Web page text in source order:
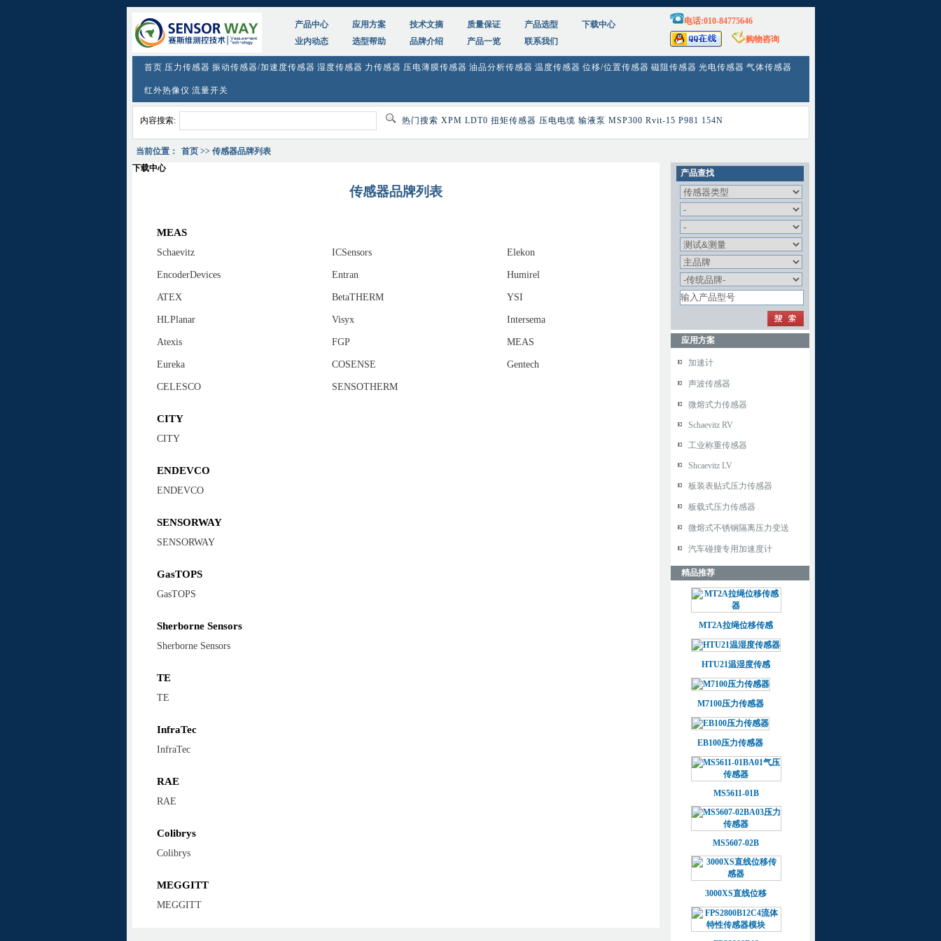
产品中心 应用方案 技术文摘 质量保证 产品选型
下载中心
业内动态
选型帮助 品牌介绍 产品一览 联系我们
电话:010-84775646
购物咨询
首页 压力传感器 振动传感器/加速度传感器 湿度传感器 力传感器 压电薄膜传感器 油品分析传感器 温度传感器 位移/位置传感器 磁阻传感器 光电传感器 气体传感器
红外热像仪 流量开关
内容搜索: 热门搜索 XPM LDT0 扭矩传感器 压电电缆 输液泵 MSP300 Rvit-15 P981 154N
当前位置： 首页>> 传感器品牌列表
下载中心
传感器品牌列表
MEAS
Schaevitz ICSensors Elekon
EncoderDevices Entran Humirel
ATEX BetaTHERM YSI
HLPlanar Visyx Intersema
Atexis FGP MEAS
Eureka COSENSE Gentech
CELESCO SENSOTHERM
CITY
CITY
ENDEVCO
ENDEVCO
SENSORWAY
SENSORWAY
GasTOPS
GasTOPS
Sherborne Sensors
Sherborne Sensors
TE
TE
InfraTec
InfraTec
RAE
RAE
Colibrys
Colibrys
MEGGITT
MEGGITT
产品查找
应用方案
加速计
声波传感器
微熔式力传感器
Schaevitz RV
工业称重传感器
Shcaevitz LV
板装表贴式压力传感器
板载式压力传感器
微熔式不锈钢隔离压力变送
汽车碰撞专用加速度计
精品推荐
MT2A拉绳位移传感
HTU21温湿度传感
M7100压力传感器
EB100压力传感器
MS5611-01B
MS5607-02B
3000XS直线位移